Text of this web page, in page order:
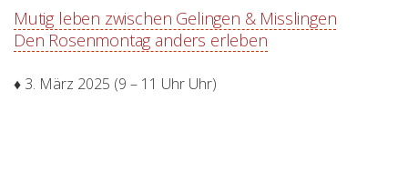
Mutig leben zwischen Gelingen & Misslingen
Den Rosenmontag anders erleben
♦ 3. März 2025 (9 – 11 Uhr Uhr)